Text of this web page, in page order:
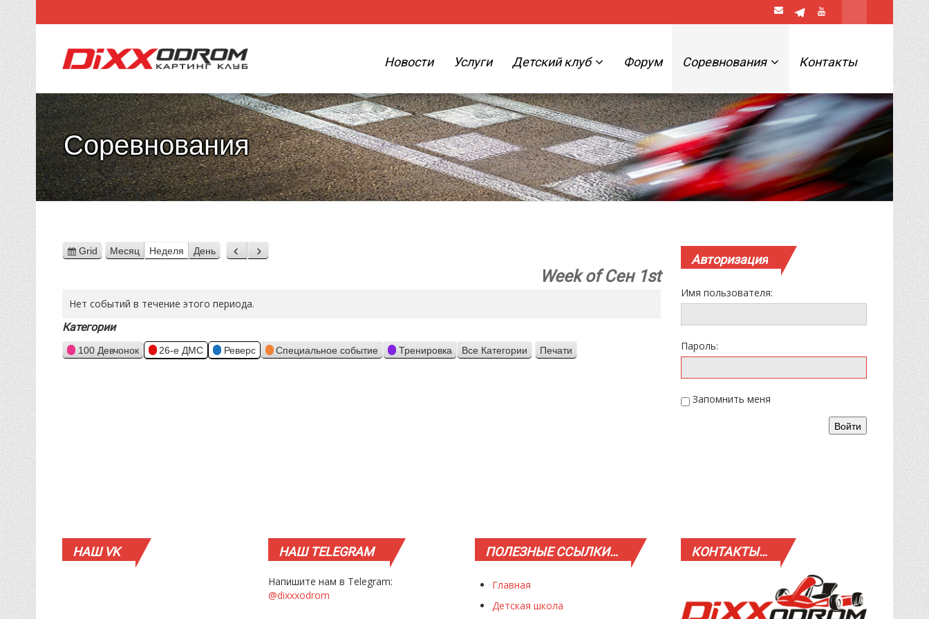
Новости Услуги Детский клуб Форум Соревнования Контакты
Соревнования
View
Grid Месяц Неделя День Назад
Вперед
Week of Сен 1st
Нет событий в течение этого периода.
Категории
100 Девчонок 26-е ДМС Реверс Специальное событие Тренировка Все Категории Просмотр
Печати
Авторизация
Имя пользователя:
Пароль:
Запомнить меня
Войти
НАШVK НАШTELEGRAM
Напишите нам в Telegram:
@dixxxodrom
ПОЛЕЗНЫЕССЫЛКИ…
Главная
Детская школа
КОНТАКТЫ…